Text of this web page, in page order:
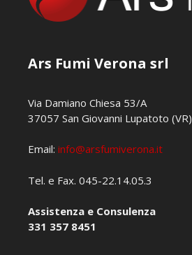
Ars Fumi Verona srl
Via Damiano Chiesa 53/A
37057 San Giovanni Lupatoto (VR)
Email: info@arsfumiverona.it
Tel. e Fax. 045-22.14.05.3
Assistenza e Consulenza
331 357 8451